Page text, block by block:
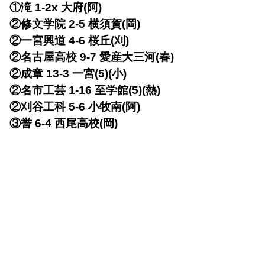
①滝 1-2x 大府(阿)
②修文学院 2-5 横須賀(岡)
②一宮興道 4-6 桜丘(刈)
②名古屋高校 9-7 愛産大三河(春)
②成章 13-3 一宮(5)(小)
②名市工芸 1-16 至学館(5)(熱)
②刈谷工科 5-6 小牧南(阿)
③誉 6-4 西尾高校(岡)